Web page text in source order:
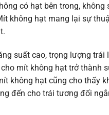
có hạt bên trong, không
không hạt mang lại sự
suất cao, trọng lượng trái
mít không hạt trở thành
không hạt cũng cho thấy
đến cho trái tương đối